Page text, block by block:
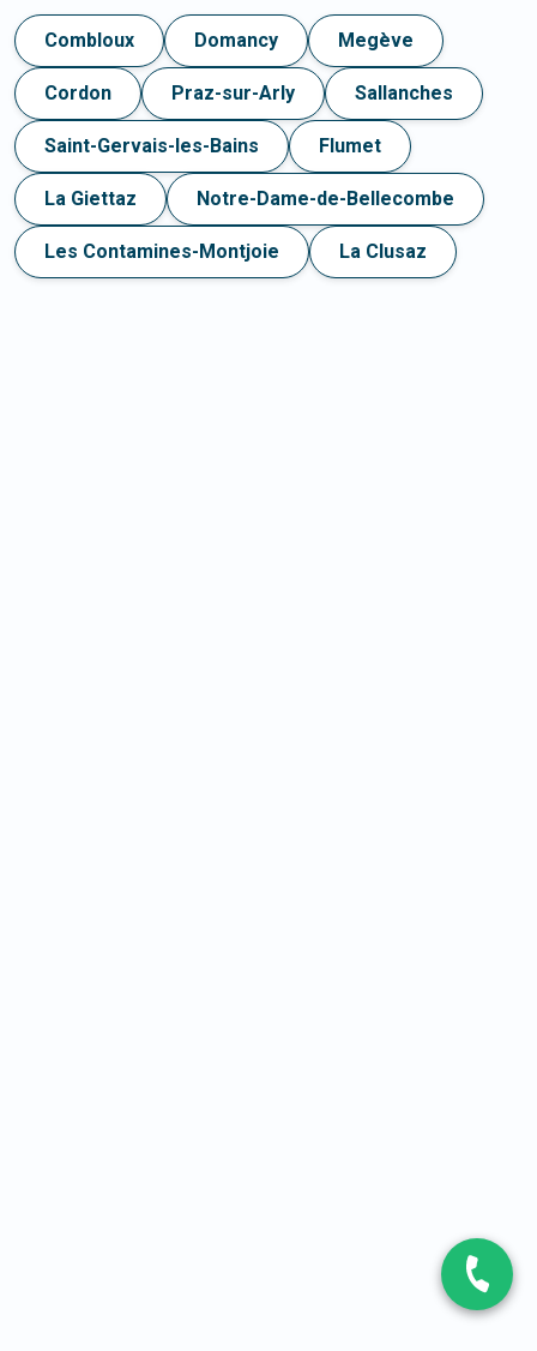
Combloux Domancy Megève
Cordon Praz-sur-Arly Sallanches
Saint-Gervais-les-Bains Flumet
La Giettaz Notre-Dame-de-Bellecombe
Les Contamines-Montjoie La Clusaz